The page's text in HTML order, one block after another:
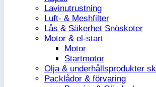
Lavinutrustning
Luft- & Meshfilter
Lås & Säkerhet Snöskoter
Motor & el-start
Motor
Startmotor
Olja & underhållsprodukter
Packlådor & förvaring